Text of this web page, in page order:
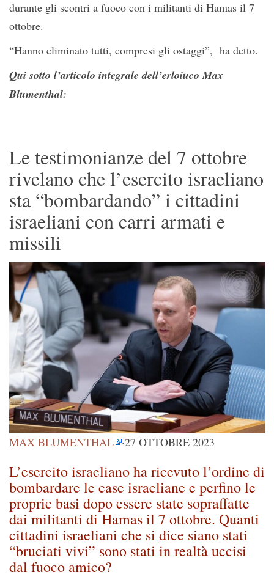
durante gli scontri a fuoco con i militanti di Hamas il 7
ottobre.
“Hanno eliminato tutti, compresi gli ostaggi”, ha detto.
Qui sotto l’articolo integrale dell’erloiuco Max
Blumenthal:
Le testimonianze del 7 ottobre
rivelano che l’esercito israeliano
sta “bombardando” i cittadini
israeliani con carri armati e
missili
MAX BLUMENTHAL ·27 OTTOBRE 2023
L’esercito israeliano ha ricevuto l’ordine di
bombardare le case israeliane e perfino le
proprie basi dopo essere state sopraffatte
dai militanti di Hamas il 7 ottobre. Quanti
cittadini israeliani che si dice siano stati
“bruciati vivi” sono stati in realtà uccisi
dal fuoco amico?